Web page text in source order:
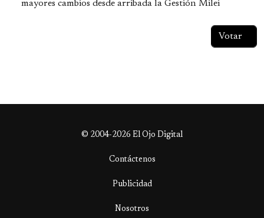
mayores cambios desde arribada la Gestión Milei
© 2004-2026 El Ojo Digital
Contáctenos
Publicidad
Nosotros